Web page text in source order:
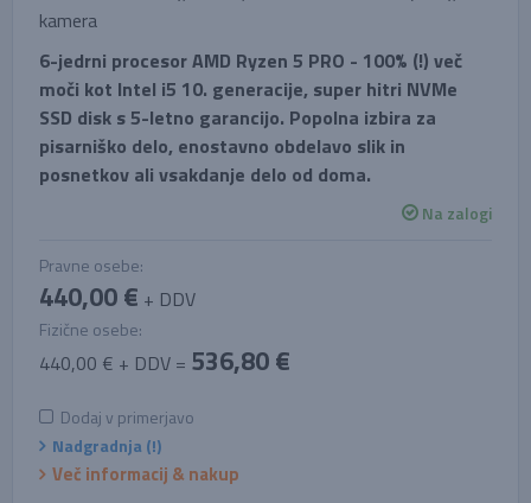
kamera
6-jedrni procesor AMD Ryzen 5 PRO - 100% (!) več
moči kot Intel i5 10. generacije, super hitri NVMe
SSD disk s 5-letno garancijo. Popolna izbira za
pisarniško delo, enostavno obdelavo slik in
posnetkov ali vsakdanje delo od doma.
Na zalogi
Pravne osebe:
440,00 € + DDV
Fizične osebe:
440,00 € + DDV = 536,80 €
Dodaj v primerjavo
Nadgradnja (!)
Več informacij & nakup